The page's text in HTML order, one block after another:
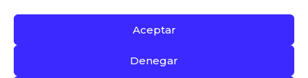
Aceptar
Denegar
Proyecto Subvencionado por el Ayuntamiento de Madrid